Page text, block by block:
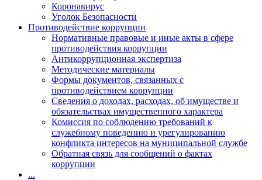
Коронавирус
Уголок Безопасности
Противодействие коррупции
Нормативные правовые и иные акты в сфере
противодействия коррупции
Антикоррупционная экспертиза
Методические материалы
Формы документов, связанных с
противодействием коррупции
Сведения о доходах, расходах, об имуществе и
обязательствах имущественного характера
Комиссия по соблюдению требований к
служебному поведению и урегулированию
конфликта интересов на муниципальной службе
Обратная связь для сообщений о фактах
коррупции
...